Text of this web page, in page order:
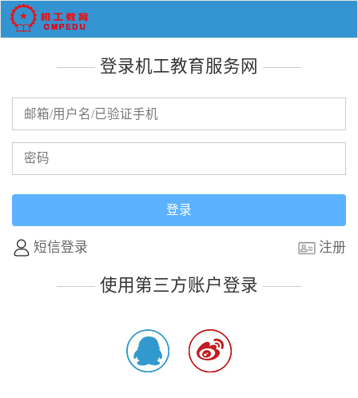
登录机工教育服务网
短信登录 注册
使用第三方账户登录